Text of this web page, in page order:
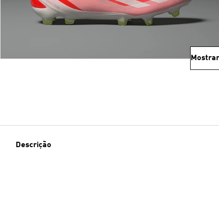
Descrição